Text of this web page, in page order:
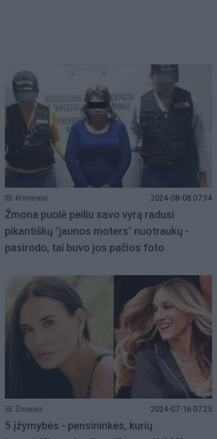
Kriminalai 2024-08-08 07:34
Žmona puolė peiliu savo vyrą radusi
pikantiškų "jaunos moters" nuotraukų -
pasirodo, tai buvo jos pačios foto
Žmonės 2024-07-16 07:25
5 įžymybės - pensininkės, kurių